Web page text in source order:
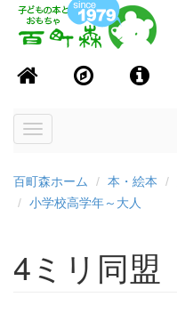
Toggle
百町森ホーム 本・絵本
小学校高学年～大人
4ミリ同盟